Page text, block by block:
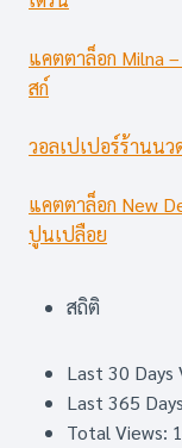
แคตตาล็อก Milna
สก์
วอลเปเปอร์ร้านน
แคตตาล็อก New
ปูนเปลือย
สถิติ
Last 30 Days
Last 365
Total Views: